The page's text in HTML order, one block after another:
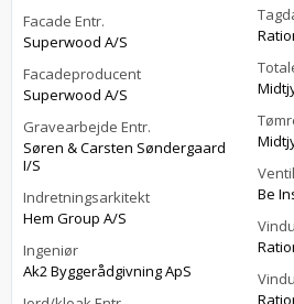
Facade Entr.
Superwood A/S
Facadeproducent
Superwood A/S
Gravearbejde Entr.
Søren & Carsten Søndergaard
I/S
Indretningsarkitekt
Hem Group A/S
Ingeniør
Ak2 Byggerådgivning ApS
Be